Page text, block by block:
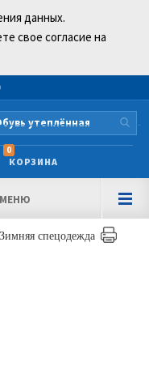
данных.
свое согласие на
КОРЗИНА
0
Зимняя спецодежда